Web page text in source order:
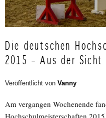
Die deutschen
2015 – Aus der Sicht
Veröffentlicht von Vanny
Am vergangen Wochenende
Hochschulmeisterschaften